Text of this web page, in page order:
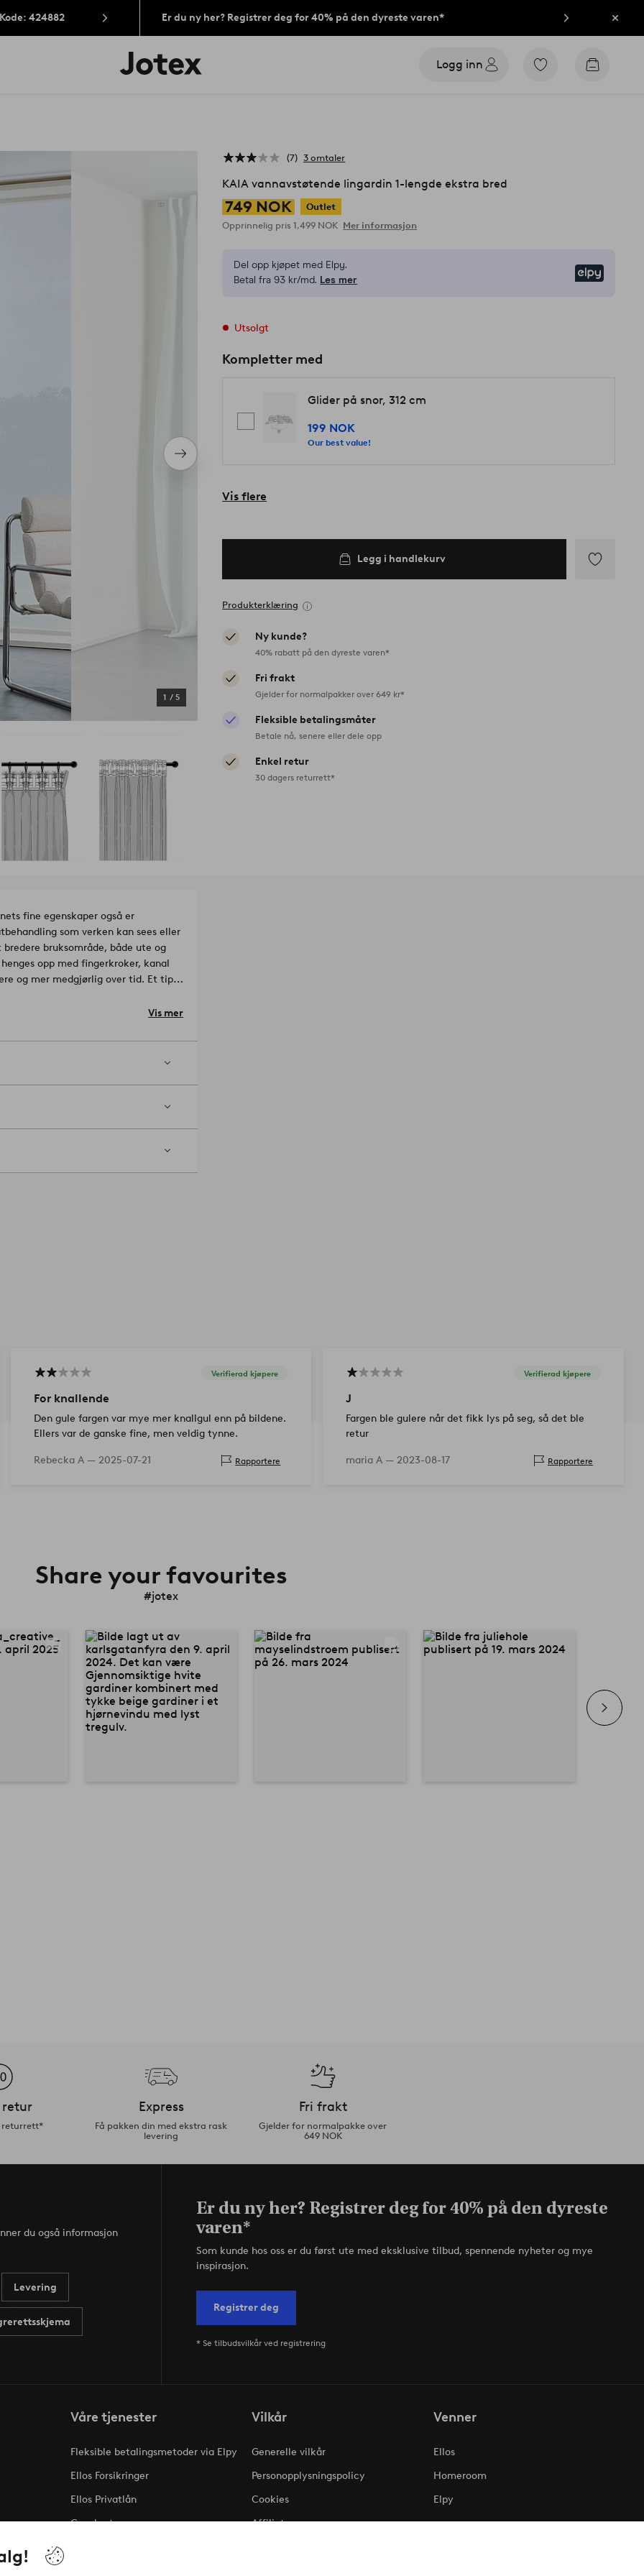
424882 Er du ny her? Registrer deg for 40% på den dyreste varen* Lukk
Jotex’
logo
Logg inn
Gå
Gå
Neste
produkt
1 / 5
7 3 omtaler
KAIA vannavstøtende lingardin 1-lengde ekstra bred
749 NOK
Outlet
Opprinnelig pris1,499 NOK Mer informasjon
Del opp kjøpet med Elpy.
Betal fra 93 kr/md. Les mer
Utsolgt
Kompletter med
Glider på snor, 312 cm
199 NOK
Our best value!
Vis flere
Legg i handlekurv
Produkterklæring
Ny kunde?
40% rabatt på den dyreste varen*
Fri frakt
Gjelder for normalpakker over 649 kr*
Fleksible betalingsmåter
Betale nå, senere eller dele opp
Enkel retur
30 dagers returrett*
fine egenskaper også er
som verken kan sees eller
bruksområde, både ute og
opp med fingerkroker, kanal
og mer medgjørlig over tid. Et tips
opp lingardinene på plass.
de oppgitte målene er helt
med fingerkroker, kanal samt
med kluten, steam og la tørke.
Vis mer
Verifierad kjøpere
For knallende
Den gule fargen var mye mer knallgul enn på bildene.
Ellers var de ganske fine, men veldig tynne.
Rebecka A — 2025-07-21 Rapportere
Verifierad kjøpere
J
Fargen ble gulere når det fikk lys på seg, så det ble
retur
maria A — 2023-08-17 Rapportere
Share your favourites
#jotex
retur
returrett*
Express
Få pakken din med ekstra rask
levering
Fri frakt
Gjelder for normalpakke over
649 NOK
du også informasjon
Levering
Er du ny her? Registrer deg for 40% på den dyreste
varen*
Som kunde hos oss er du først ute med eksklusive tilbud, spennende nyheter og mye
inspirasjon.
Registrer deg
* Se tilbudsvilkår ved registrering
Våre tjenester
Fleksible betalingsmetoder via Elpy
Ellos Forsikringer
Ellos Privatlån
Gavekort
Vilkår
Generelle vilkår
Personopplysningspolicy
Cookies
Affiliate
Venner
Ellos
Homeroom
Elpy